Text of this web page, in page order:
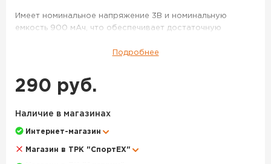
Имеет номинальное напряжение 3В и номинальную
емкость 900 мАч, что обеспечивает достаточную
устройств. Эта батарея также защищена от перегрева,
Его электро-химическая система основана на литии (CR,
решением для питания различных устройств.
Однако, как и любая неперезаряжаемая батарея,
ROBITON R-CR2-BL1 не может быть перезаряжена и не
Подробнее
290 руб.
Наличие в магазинах
Интернет-магазин
Магазин в ТРК "СпортЕХ"